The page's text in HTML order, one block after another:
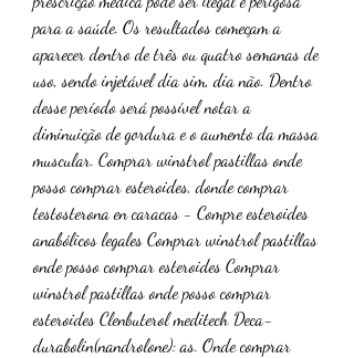
para a saúde. Os resultados começam a
aparecer dentro de três ou quatro semanas de
uso, sendo injetável dia sim, dia não. Dentro
desse período será possível notar a
diminuição de gordura e o aumento da massa
muscular. Comprar winstrol pastillas onde
posso comprar esteroides, donde comprar
testosterona en caracas - Compre esteroides
anabólicos legales Comprar winstrol pastillas
onde posso comprar esteroides Comprar
winstrol pastillas onde posso comprar
esteroides Clenbuterol meditech Deca-
durabolin(nandrolone): as. Onde comprar